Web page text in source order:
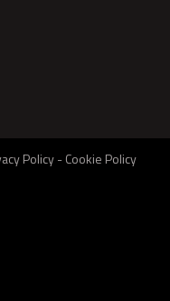
Policy-Cookie Policy